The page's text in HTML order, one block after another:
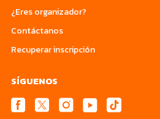
¿Eres organizador?
Contáctanos
Recuperar inscripción
SÍGUENOS